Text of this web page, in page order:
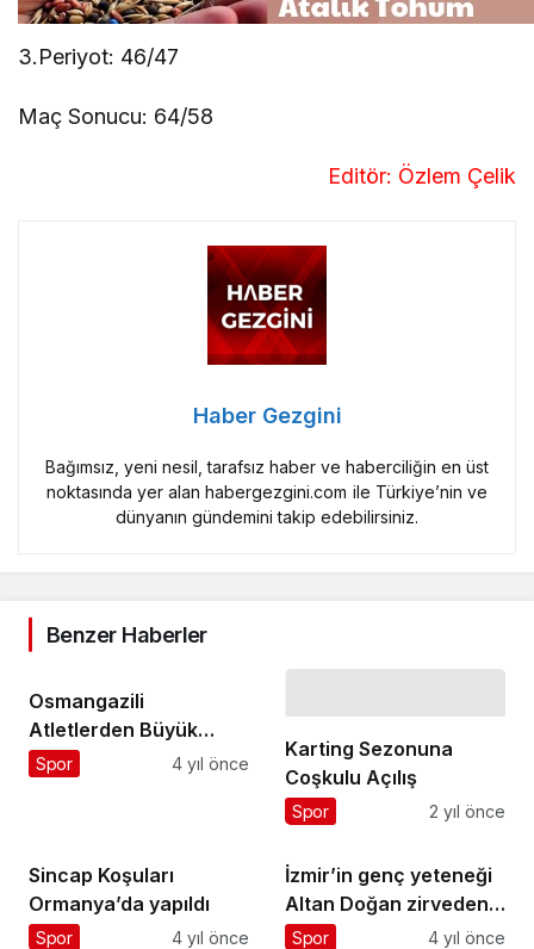
3.Periyot: 46/47
Maç Sonucu: 64/58
Editör: Özlem Çelik
Haber Gezgini
Bağımsız, yeni nesil, tarafsız haber ve haberciliğin en üst
noktasında yer alan habergezgini.com ile Türkiye’nin ve
dünyanın gündemini takip edebilirsiniz.
Benzer Haberler
Osmangazili
Atletlerden Büyük
Başarı
Spor 4 yıl önce
Karting Sezonuna
Coşkulu Açılış
Spor 2 yıl önce
Sincap Koşuları
Ormanya’da yapıldı
Spor 4 yıl önce
İzmir’in genç yeteneği
Altan Doğan zirveden
inmiyor
Spor 4 yıl önce